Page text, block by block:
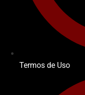
Termos de Uso